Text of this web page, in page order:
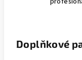
Doplňkové